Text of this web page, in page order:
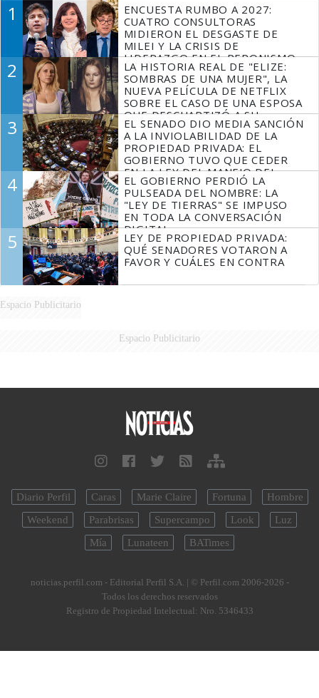
1
ENCUESTA RUMBO A 2027:
CUATRO CONSULTORAS
MIDIERON EL DESGASTE DE
MILEI Y LA CRISIS DE
LIDERAZGO EN EL PERONISMO
2
LA HISTORIA REAL DE "ELIZE:
SOMBRAS DE UNA MUJER", LA
NUEVA PELÍCULA DE NETFLIX
SOBRE EL CASO DE UNA ESPOSA
QUE DESCUARTIZÓ A SU
MARIDO
3
EL SENADO DIO MEDIA SANCIÓN
A LA INVIOLABILIDAD DE LA
PROPIEDAD PRIVADA: EL
GOBIERNO TUVO QUE CEDER
EN LA LEY DEL MANEJO DEL
FUEGO
4
EL GOBIERNO PERDIÓ LA
PULSEADA DEL NOMBRE: LA
"LEY DE TIERRAS" SE IMPUSO
EN TODA LA CONVERSACIÓN
DIGITAL
5
LEY DE PROPIEDAD PRIVADA:
QUÉ SENADORES VOTARON A
FAVOR Y CUÁLES EN CONTRA
Espacio Publicitario
Espacio Publicitario
Diario Perfil Caras Marie Claire Fortuna
Hombre
Weekend
Parabrisas Supercampo Look
Luz
Mía
Lunateen BATimes
noticias.perfil.com - Editorial Perfil S.A. | © Perfil.com 2006-2026 -
Todos los derechos reservados
Registro de Propiedad Intelectual: Nro. 5346433